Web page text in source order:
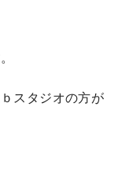
スタジオの方が